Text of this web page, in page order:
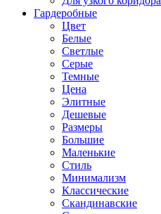
Гардеробные
Цвет
Белые
Светлые
Серые
Темные
Цена
Элитные
Дешевые
Размеры
Большие
Маленькие
Стиль
Минимализм
Классические
Скандинавские